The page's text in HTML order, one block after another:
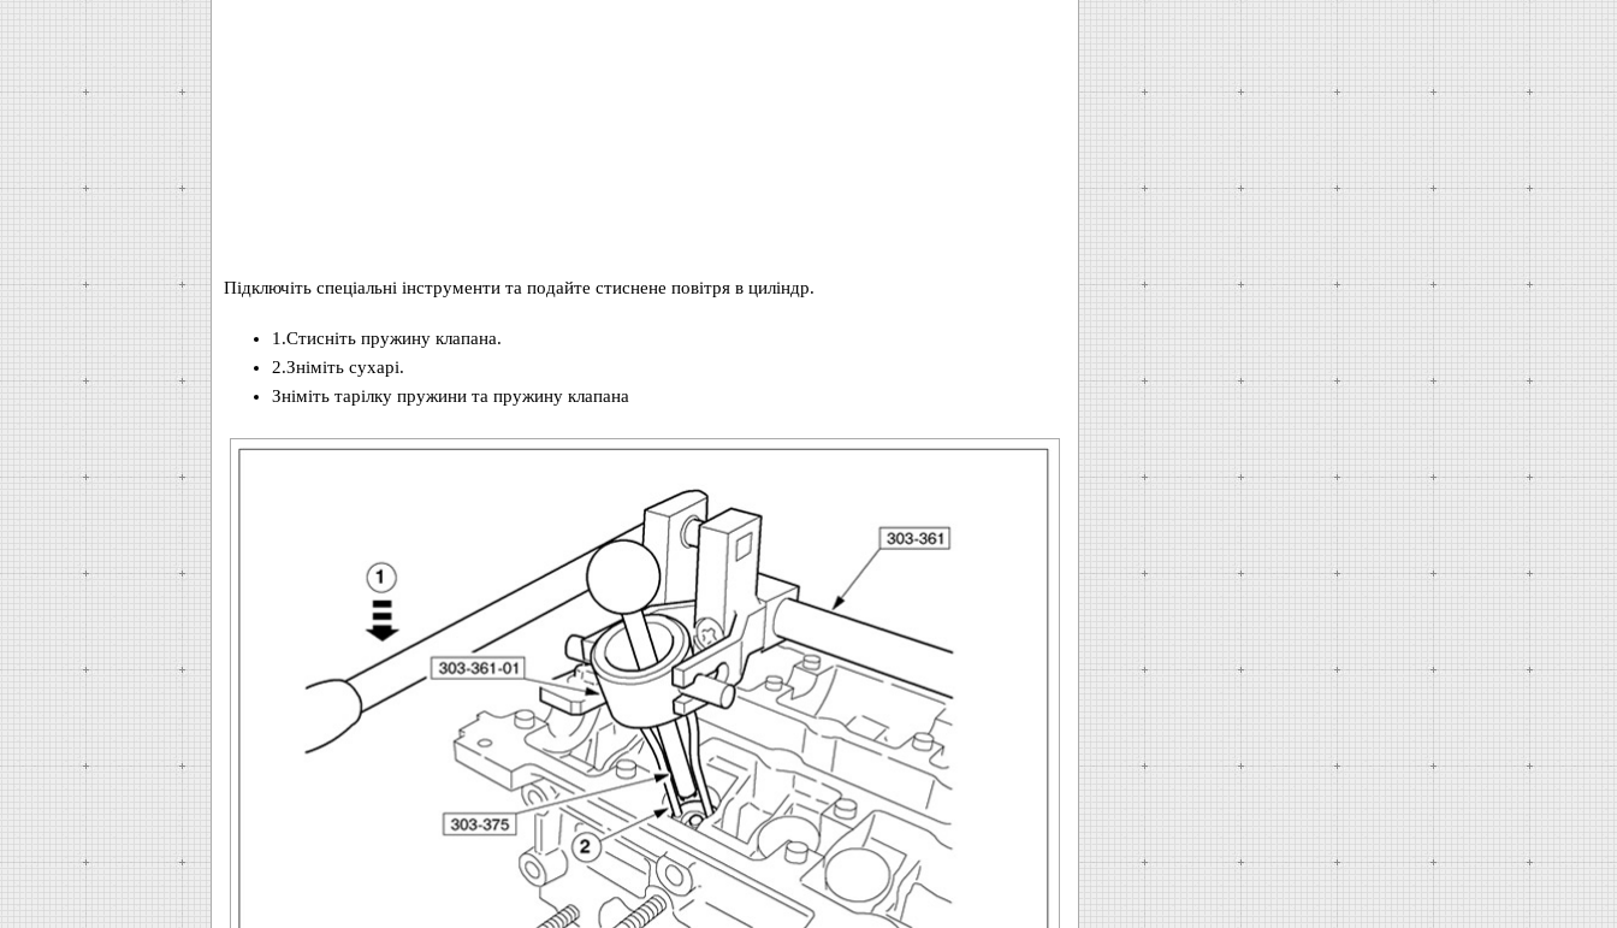
Підключіть спеціальні інструменти та подайте стиснене повітря в циліндр.
1.Стисніть пружину клапана.
2.Зніміть сухарі.
Зніміть тарілку пружини та пружину клапана